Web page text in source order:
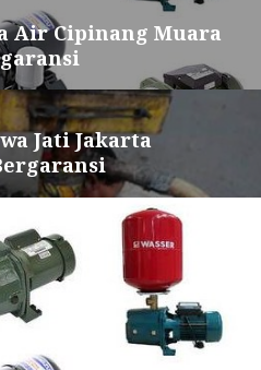
Air Cipinang Muara
Jati Jakarta